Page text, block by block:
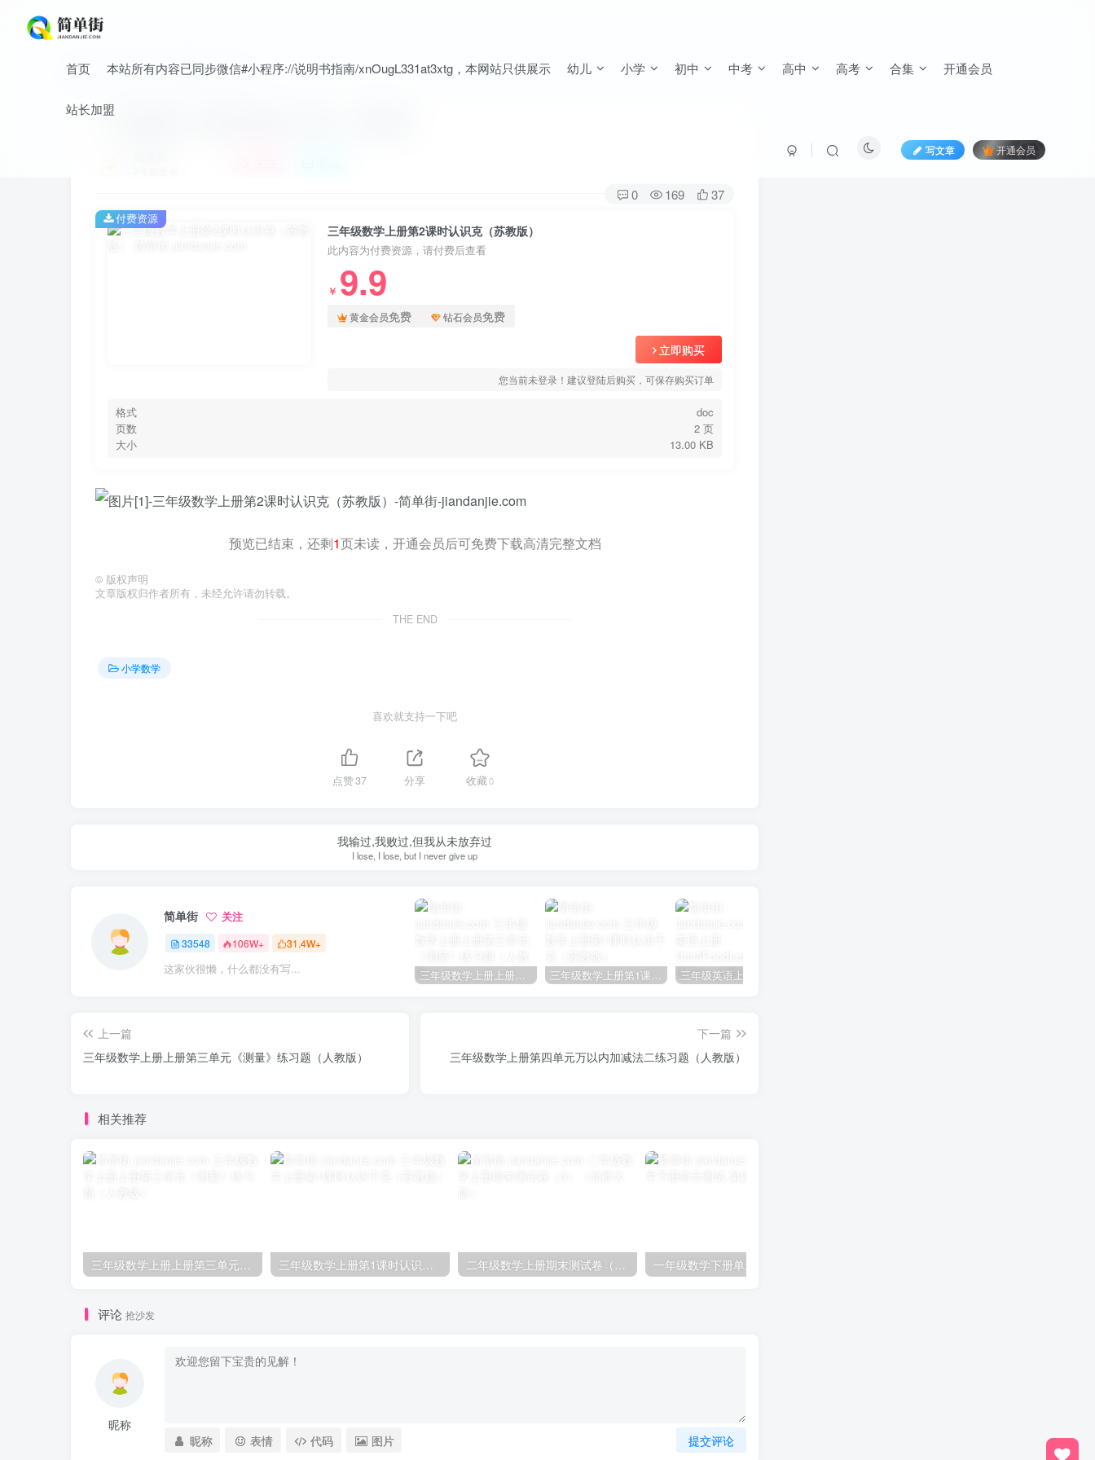
首页 本站所有内容已同步微信#小程序://说明书指南/xnOugL331at3xtg，本网站只供展示 幼儿 小学 初中 中考 高中 高考 合集 开通会员
站长加盟
写文章 开通会员
首页 小学 小学数学 正文
三年级数学上册第2课时认识克（苏教版）
0 169 37
三年级数学上册第2课时认识克（苏教版）
此内容为付费资源，请付费后查看
￥ 9.9
黄金会员免费 钻石会员免费
立即购买
您当前未登录！建议登陆后购买，可保存购买订单
格式
doc
页数
2 页
大小
13.00 KB
付费资源
预览已结束，还剩1页未读，开通会员后可免费下载高清完整文档
© 版权声明
文章版权归作者所有，未经允许请勿转载。
THE END
小学数学
喜欢就支持一下吧
点赞37 分享 收藏0
我输过,我败过,但我从未放弃过
I lose, I lose, but I never give up
简单街 关注
33548 106W+ 31.4W+
这家伙很懒，什么都没有写... 三年级数学上册上册第三单元《测量》练习题（人教版） 三年级数学上册第1课时认识千克（苏教版）
上一篇
三年级数学上册上册第三单元《测量》练习题（人教版）
下一篇
三年级数学上册第四单元万以内加减法二练习题（人教版）
相关推荐
三年级数学上册上册第三单元《测量》练习题（人教版） 三年级数学上册第1课时认识千克（苏教版） 二年级数学上册期末测试卷（3）（北师大版）
评论 抢沙发
昵称
提交评论
昵称 表情 代码 图片